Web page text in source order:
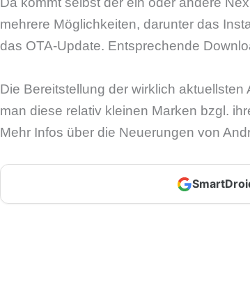
mehrere Möglichkeiten, darunter das
das OTA-Update. Entsprechende
Die Bereitstellung der wirklich
man diese relativ kleinen Marken bzgl.
Mehr Infos über die Neuerungen von